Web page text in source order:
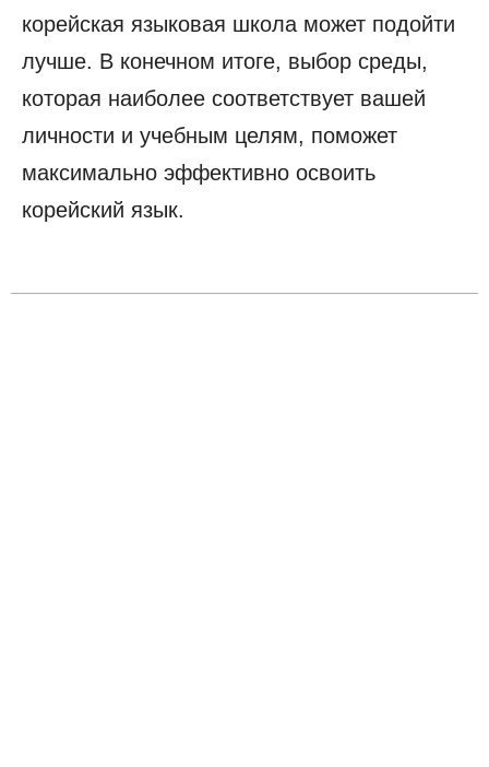
корейская языковая школа может подойти
лучше. В конечном итоге, выбор среды,
которая наиболее соответствует вашей
личности и учебным целям, поможет
максимально эффективно освоить
корейский язык.